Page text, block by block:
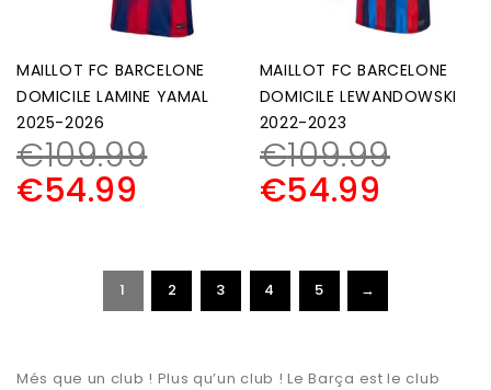
MAILLOT FC BARCELONE
DOMICILE LAMINE YAMAL
2025-2026
€109.99
€54.99
MAILLOT FC BARCELONE
DOMICILE LEWANDOWSKI
2022-2023
€109.99
€54.99
1 2 3 4 5 →
Més que un club ! Plus qu’un club ! Le Barça est le club